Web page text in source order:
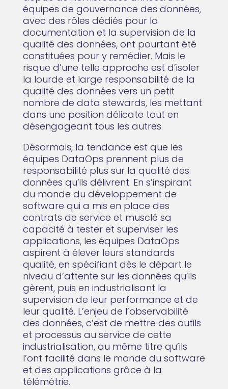
équipes de gouvernance des données,
avec des rôles dédiés pour la
documentation et la supervision de la
qualité des données, ont pourtant été
constituées pour y remédier. Mais le
risque d’une telle approche est d’isoler
la lourde et large responsabilité de la
qualité des données vers un petit
nombre de data stewards, les mettant
dans une position délicate tout en
désengageant tous les autres.
Désormais, la tendance est que les
équipes DataOps prennent plus de
responsabilité plus sur la qualité des
données qu’ils délivrent. En s’inspirant
du monde du développement de
software qui a mis en place des
contrats de service et musclé sa
capacité à tester et superviser les
applications, les équipes DataOps
aspirent à élever leurs standards
qualité, en spécifiant dès le départ le
niveau d’attente sur les données qu’ils
gèrent, puis en industrialisant la
supervision de leur performance et de
leur qualité. L’enjeu de l’observabilité
des données, c’est de mettre des outils
et processus au service de cette
industrialisation, au même titre qu’ils
l’ont facilité dans le monde du software
et des applications grâce à la
télémétrie.